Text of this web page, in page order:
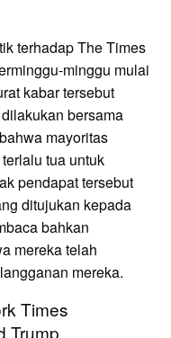
terhadap The Times
minggu mulai
kabar tersebut
bersama
mayoritas
tua untuk
pendapat tersebut
ditujukan kepada
bahkan
mereka telah
mereka.
Times
Trump